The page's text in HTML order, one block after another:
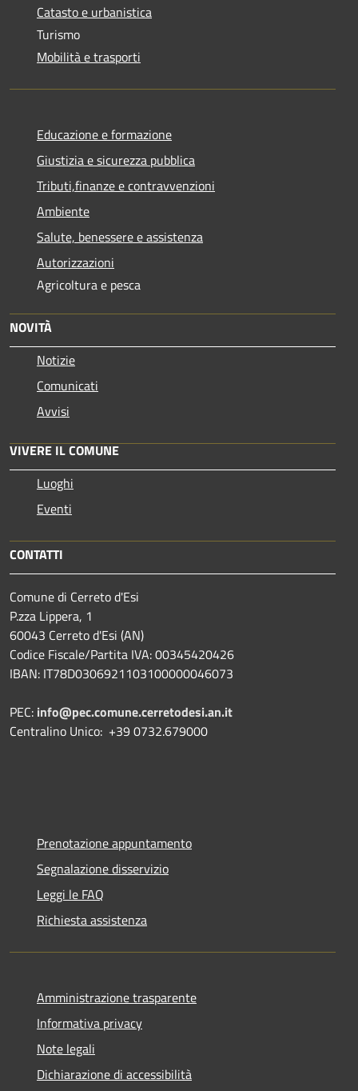
Catasto e urbanistica
Turismo
Mobilità e trasporti
Educazione e formazione
Giustizia e sicurezza pubblica
Tributi,finanze e contravvenzioni
Ambiente
Salute, benessere e assistenza
Autorizzazioni
Agricoltura e pesca
NOVITÀ
Notizie
Comunicati
Avvisi
VIVERE IL COMUNE
Luoghi
Eventi
CONTATTI
Comune di Cerreto d'Esi
P.zza Lippera, 1
60043 Cerreto d'Esi (AN)
Codice Fiscale/Partita IVA: 00345420426
IBAN: IT78D0306921103100000046073
PEC: info@pec.comune.cerretodesi.an.it
Centralino Unico: +39 0732.679000
Prenotazione appuntamento
Segnalazione disservizio
Leggi le FAQ
Richiesta assistenza
Amministrazione trasparente
Informativa privacy
Note legali
Dichiarazione di accessibilità